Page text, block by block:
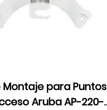
Montaje para Puntos
Aruba AP-220-